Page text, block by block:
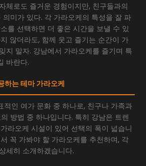
체로도 즐거운 경험이지만, 친구들과의
미가 있다. 각 가라오케의 특성을 잘 파
를 선택하면 더 좋은 시간을 보낼 수 있
않더라도, 함께 웃고 즐기는 순간이 가
지 말자. 강남에서 가라오케를 즐기며 특
바란다.
하는 테마 가라오케
적인 여가 문화 중 하나로, 친구나 가족과
방법 중 하나입니다. 특히 강남은 트렌
라오케 시설이 있어 선택의 폭이 넓습니
꼭 가봐야 할 가라오케를 추천하며, 각
세히 소개하겠습니다.